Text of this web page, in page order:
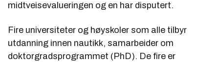
midtveisevalueringen og en har disputert.
Fire universiteter og høyskoler som alle tilbyr
utdanning innen nautikk, samarbeider om
doktorgradsprogrammet (PhD). De fire er